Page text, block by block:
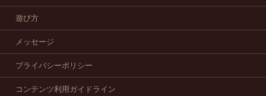
遊び方
メッセージ
プライバシーポリシー
コンテンツ利用ガイドライン